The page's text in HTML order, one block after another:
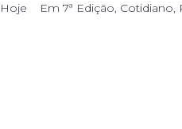
Em 7ª Edição, Cotidiano,